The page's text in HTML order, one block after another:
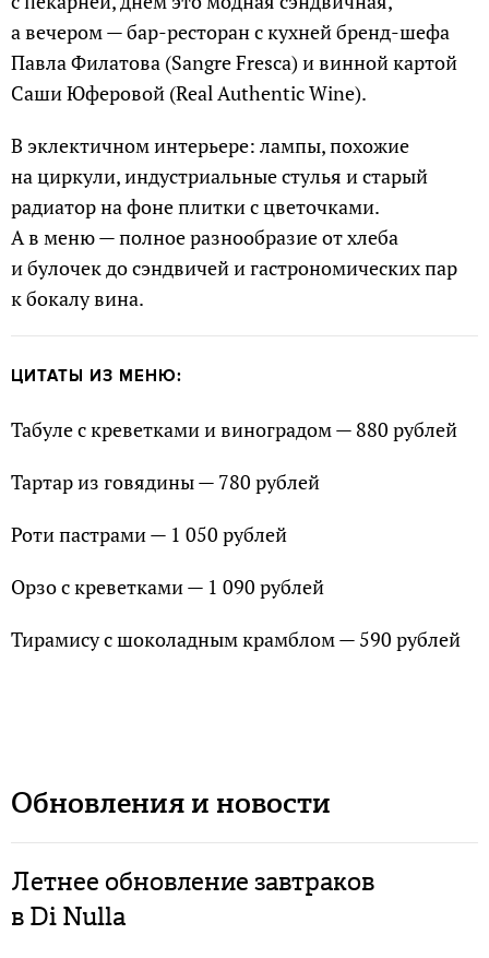
а вечером — бар-ресторан с кухней бренд-шефа
Павла Филатова (Sangre Fresca) и винной картой
Саши Юферовой (Real Authentic Wine).
В эклектичном интерьере: лампы, похожие
на циркули, индустриальные стулья и старый
радиатор на фоне плитки с цветочками.
А в меню — полное разнообразие от хлеба
и булочек до сэндвичей и гастрономических пар
к бокалу вина.
ЦИТАТЫ ИЗ МЕНЮ:
Табуле с креветками и виноградом — 880 рублей
Тартар из говядины — 780 рублей
Роти пастрами — 1 050 рублей
Орзо с креветками — 1 090 рублей
Тирамису с шоколадным крамблом — 590 рублей
Обновления и новости
Летнее обновление завтраков
в Di Nulla